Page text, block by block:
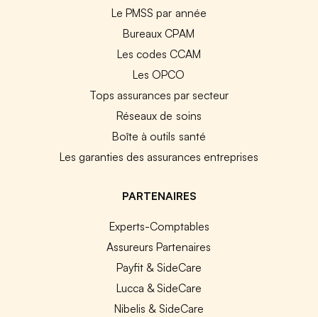
Le PMSS par année
Bureaux CPAM
Les codes CCAM
Les OPCO
Tops assurances par secteur
Réseaux de soins
Boîte à outils santé
Les garanties des assurances entreprises
PARTENAIRES
Experts-Comptables
Assureurs Partenaires
Payfit & SideCare
Lucca & SideCare
Nibelis & SideCare